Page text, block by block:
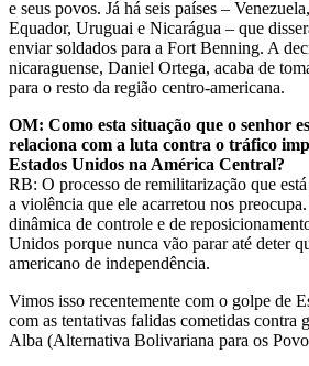
e seus povos. Já há seis países –
Equador, Uruguai e Nicarágua – que
enviar soldados para a Fort Benning. A
nicaraguense, Daniel Ortega, acaba de
para o resto da região centro-americana.
OM: Como esta situação que o senhor
relaciona com a luta contra o tráfico
Estados Unidos na América Central?
RB: O processo de remilitarização que
a violência que ele acarretou nos
dinâmica de controle e de
Unidos porque nunca vão parar até deter
americano de independência.
Vimos isso recentemente com o golpe de
com as tentativas falidas cometidas contra
Alba (Alternativa Bolivariana para os